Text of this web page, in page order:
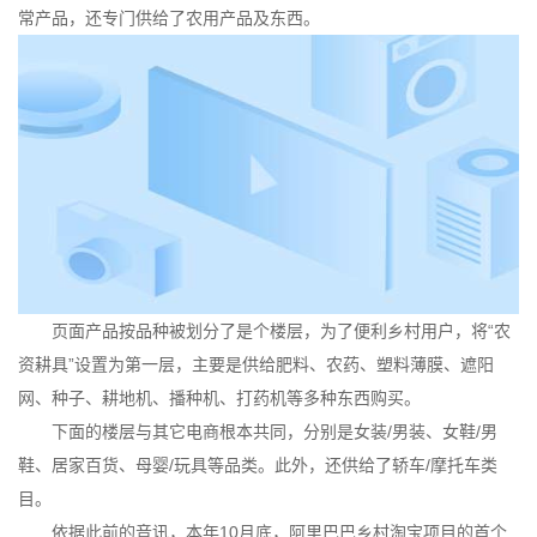
常产品，还专门供给了农用产品及东西。
页面产品按品种被划分了是个楼层，为了便利乡村用户，将“农
资耕具”设置为第一层，主要是供给肥料、农药、塑料薄膜、遮阳
网、种子、耕地机、播种机、打药机等多种东西购买。
下面的楼层与其它电商根本共同，分别是女装/男装、女鞋/男
鞋、居家百货、母婴/玩具等品类。此外，还供给了轿车/摩托车类
目。
依据此前的音讯，本年10月底，阿里巴巴乡村淘宝项目的首个